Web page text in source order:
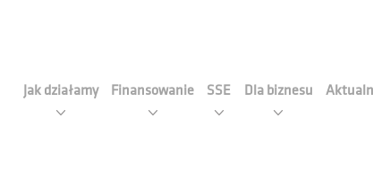
Jak działamy Finansowanie SSE Dla biznesu